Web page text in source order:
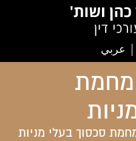
عربي
מחמת
סכסוך בעלי מניות